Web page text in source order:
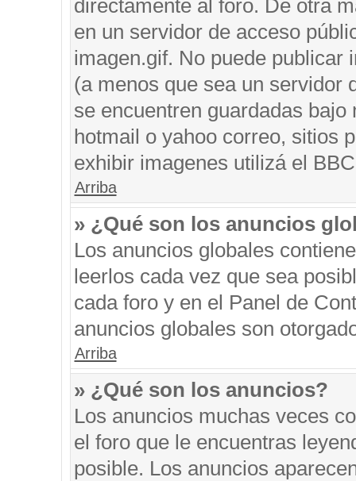
directamente al foro. De otra
en un servidor de acceso
imagen.gif. No puede publicar
(a menos que sea un servidor
se encuentren guardadas
hotmail o yahoo correo, sitios
exhibir imagenes utilizá el
Arriba
» ¿Qué son los anuncios
Los anuncios globales
leerlos cada vez que sea
cada foro y en el Panel de
anuncios globales son
Arriba
» ¿Qué son los anuncios?
Los anuncios muchas veces
el foro que le encuentras
posible. Los anuncios